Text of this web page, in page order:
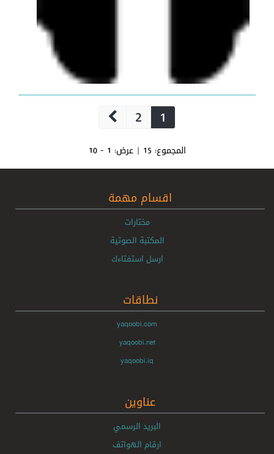
1
2
المجموع:15 | عرض: 1 - 10
اقسام مهمة
مختارات
المكتبة الصوتية
ارسل استفتاءك
نطاقات
yaqoobi.com
yaqoobi.net
yaqoobi.iq
عناوين
البريد الرسمي
ارقام الهواتف